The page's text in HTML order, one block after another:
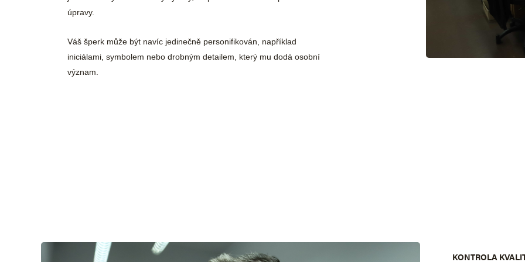
úpravy.
Váš šperk může být navíc jedinečně personifikován, například
iniciálami, symbolem nebo drobným detailem, který mu dodá osobní
význam.
KONTROLA